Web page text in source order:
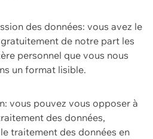
des données: vous avez le
de notre part les
personnel que vous nous
un format lisible.
vous pouvez vous opposer à
des données,
traitement des données en